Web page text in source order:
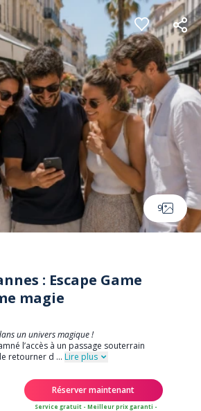
cookies
9
: Escape Game
magie
un univers magique !
l’accès à un passage souterrain
retourner d ... Lire plus
Réserver maintenant
Service gratuit - Meilleur prix garanti -